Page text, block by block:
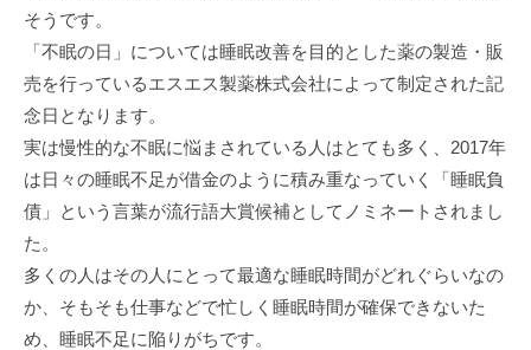
そうです。
「不眠の日」については睡眠改善を目的とした薬の製造・販
売を行っているエスエス製薬株式会社によって制定された記
念日となります。
実は慢性的な不眠に悩まされている人はとても多く、2017年
は日々の睡眠不足が借金のように積み重なっていく「睡眠負
債」という言葉が流行語大賞候補としてノミネートされまし
た。
多くの人はその人にとって最適な睡眠時間がどれぐらいなの
か、そもそも仕事などで忙しく睡眠時間が確保できないた
め、睡眠不足に陥りがちです。